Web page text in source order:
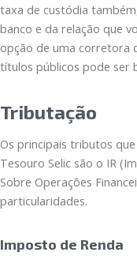
taxa de custódia
banco e da relação que
opção de uma corretora
títulos públicos pode ser
Tributação
Os principais tributos
Tesouro Selic são o IR
Sobre Operações
particularidades.
Imposto de Renda